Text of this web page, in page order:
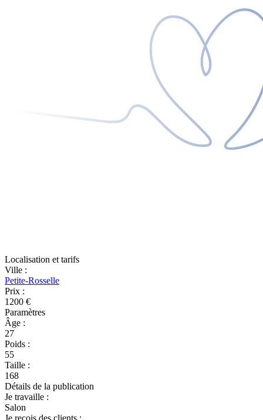
Localisation et tarifs
Ville :
Petite-Rosselle
Prix :
1200 €
Paramètres
Âge :
27
Poids :
55
Taille :
168
Détails de la publication
Je travaille :
Salon
Je reçois des clients :